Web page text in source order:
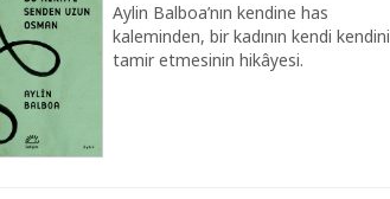
Aylin Balboa’nın kendine has
kaleminden, bir kadının kendi kendini
tamir etmesinin hikâyesi.